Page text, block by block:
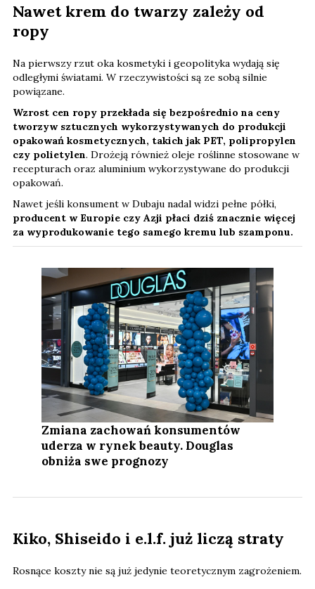
Nawet krem do twarzy zależy od
ropy
Na pierwszy rzut oka kosmetyki i geopolityka wydają się
odległymi światami. W rzeczywistości są ze sobą silnie
powiązane.
Wzrost cen ropy przekłada się bezpośrednio na ceny
tworzyw sztucznych wykorzystywanych do produkcji
opakowań kosmetycznych, takich jak PET, polipropylen
czy polietylen. Drożeją również oleje roślinne stosowane w
recepturach oraz aluminium wykorzystywane do produkcji
opakowań.
Nawet jeśli konsument w Dubaju nadal widzi pełne półki,
producent w Europie czy Azji płaci dziś znacznie więcej
za wyprodukowanie tego samego kremu lub szamponu.
Zmiana zachowań konsumentów
uderza w rynek beauty. Douglas
obniża swe prognozy
Kiko, Shiseido i e.l.f. już liczą straty
Rosnące koszty nie są już jedynie teoretycznym zagrożeniem.